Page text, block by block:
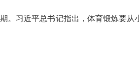
。习近平总书记指出，体育锻炼要从